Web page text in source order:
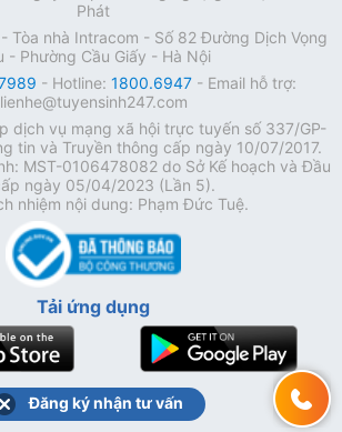
Phát
Tòa nhà Intracom - Số 82 Đường Dịch Vọng
- Phường Cầu Giấy - Hà Nội
- Hotline: 1800.6947- Email hỗ trợ:
lienhe@tuyensinh247.com
dịch vụ mạng xã hội trực tuyến số 337/GP-
tin và Truyền thông cấp ngày 10/07/2017.
MST-0106478082 do Sở Kế hoạch và Đầu
ngày 05/04/2023 (Lần 5).
nhiệm nội dung: Phạm Đức Tuệ.
Tải ứng dụng
Đăng ký nhận tư vấn